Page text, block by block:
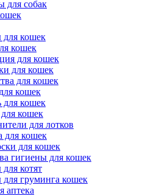
для собак
для кошек
кошек
для кошек
для кошек
для кошек
кошек
для кошек
кошек
для лотков
для кошек
для кошек
гигиены для кошек
котят
для груминга кошек
аптека